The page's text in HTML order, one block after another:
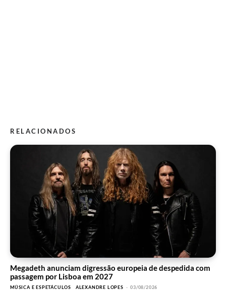
RELACIONADOS
Megadeth anunciam digressão europeia de despedida com
passagem por Lisboa em 2027
MÚSICA E ESPETÁCULOS ALEXANDRE LOPES - 03/08/2026